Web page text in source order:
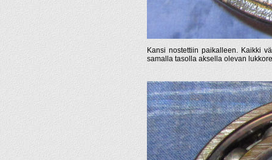
Kansi nostettiin paikalleen. Kaikki
samalla tasolla aksella olevan